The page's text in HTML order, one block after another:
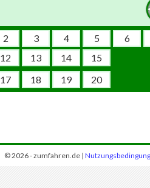
2 3 4 5
6
12 13 14
15
17 18 19 20
© 2026 - zumfahren.de |